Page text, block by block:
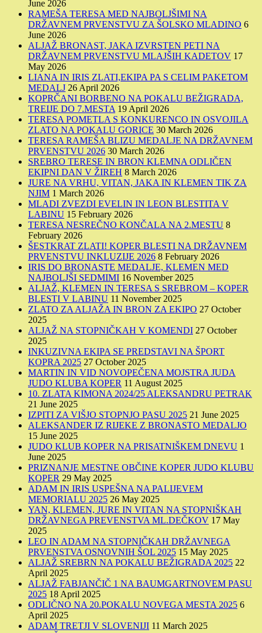
June 2026
RAMEŠA TERESA MED NAJBOLJŠIMI NA
DRŽAVNEM PRVENSTVU ZA ŠOLSKO MLADINO 6
June 2026
ALJAŽ BRONAST, JAKA IZVRSTEN PETI NA
DRŽAVNEM PRVENSTVU MLAJŠIH KADETOV 17
May 2026
LIANA IN IRIS ZLATI,EKIPA PA S CELIM PAKETOM
MEDALJ 26 April 2026
KOPRČANI BORBENO NA POKALU BEŽIGRADA,
TREIJE DO 7.MESTA 19 April 2026
TERESA POMETLA S KONKURENCO IN OSVOJILA
ZLATO NA POKALU GORICE 30 March 2026
TERESA RAMEŠA BLIZU MEDALJE NA DRŽAVNEM
PRVENSTVU 2026 30 March 2026
SREBRO TERESE IN BRON KLEMNA ODLIČEN
EKIPNI DAN V ŽIREH 8 March 2026
JURE NA VRHU, VITAN, JAKA IN KLEMEN TIK ZA
NJIM 1 March 2026
MLADI ZVEZDI EVELIN IN LEON BLESTITA V
LABINU 15 February 2026
TERESA NESREČNO KONČALA NA 2.MESTU 8
February 2026
ŠESTKRAT ZLATI! KOPER BLESTI NA DRŽAVNEM
PRVENSTVU INKLUZIJE 2026 8 February 2026
IRIS DO BRONASTE MEDALJE, KLEMEN MED
NAJBOLJŠI SEDMIMI 16 November 2025
ALJAŽ, KLEMEN IN TERESA S SREBROM – KOPER
BLESTI V LABINU 11 November 2025
ZLATO ZA ALJAŽA IN BRON ZA EKIPO 27 October
2025
ALJAŽ NA STOPNIČKAH V KOMENDI 27 October
2025
INKUZIVNA EKIPA SE PREDSTAVI NA ŠPORT
KOPRA 2025 27 October 2025
MARTIN IN VID NOVOPEČENA MOJSTRA JUDA
JUDO KLUBA KOPER 11 August 2025
10. ZLATA KIMONA 2024/25 ALEKSANDRU PETRAK
21 June 2025
IZPITI ZA VIŠJO STOPNJO PASU 2025 21 June 2025
ALEKSANDER IZ RIJEKE Z BRONASTO MEDALJO
15 June 2025
JUDO KLUB KOPER NA PRISATNIŠKEM DNEVU 1
June 2025
PRIZNANJE MESTNE OBČINE KOPER JUDO KLUBU
KOPER 29 May 2025
ADAM IN IRIS USPEŠNA NA PALIJEVEM
MEMORIALU 2025 26 May 2025
YAN, KLEMEN, JURE IN VITAN NA STOPNIŠKAH
DRŽAVNEGA PREVENSTVA ML.DEČKOV 17 May
2025
LEO IN ADAM NA STOPNIČKAH DRŽAVNEGA
PRVENSTVA OSNOVNIH ŠOL 2025 15 May 2025
ALJAŽ SREBRN NA POKALU BEŽIGRADA 2025 22
April 2025
ALJAŽ FABJANČIČ 1 NA BAUMGARTNOVEM PASU
2025 18 April 2025
ODLIČNO NA 20.POKALU NOVEGA MESTA 2025 6
April 2025
ADAM TRETJI V SLOVENIJI 11 March 2025